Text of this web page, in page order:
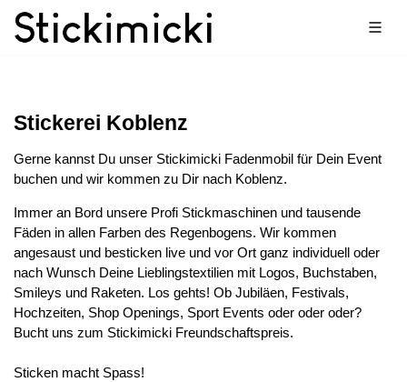
Stickerei Koblenz
Gerne kannst Du unser Stickimicki Fadenmobil für Dein Event
buchen und wir kommen zu Dir nach Koblenz.
Immer an Bord unsere Profi Stickmaschinen und tausende
Fäden in allen Farben des Regenbogens. Wir kommen
angesaust und besticken live und vor Ort ganz individuell oder
nach Wunsch Deine Lieblingstextilien mit Logos, Buchstaben,
Smileys und Raketen. Los gehts! Ob Jubiläen, Festivals,
Hochzeiten, Shop Openings, Sport Events oder oder oder?
Bucht uns zum Stickimicki Freundschaftspreis.
Sticken macht Spass!